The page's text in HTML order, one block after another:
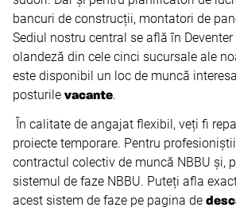
bancuri de construcții, montatori de
Sediul nostru central se află în
olandeză din cele cinci sucursale ale
este disponibil un loc de muncă
posturile vacante.
În calitate de angajat flexibil, veți fi
proiecte temporare. Pentru
contractul colectiv de muncă NBBU și,
sistemul de faze NBBU. Puteți afla
acest sistem de faze pe pagina de